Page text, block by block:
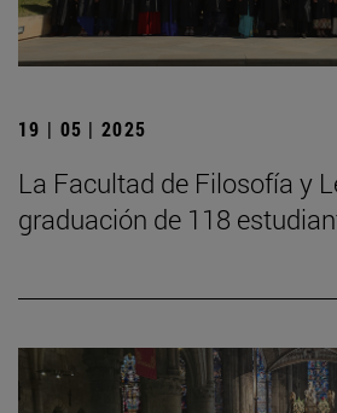
19 | 05 | 2025
La Facultad de Filosofía y
graduación de 118